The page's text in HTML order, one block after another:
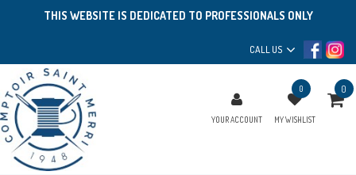
THIS WEBSITE IS DEDICATED TO PROFESSIONALS ONLY
CALL US
YOUR ACCOUNT
0
MY WISHLIST
0